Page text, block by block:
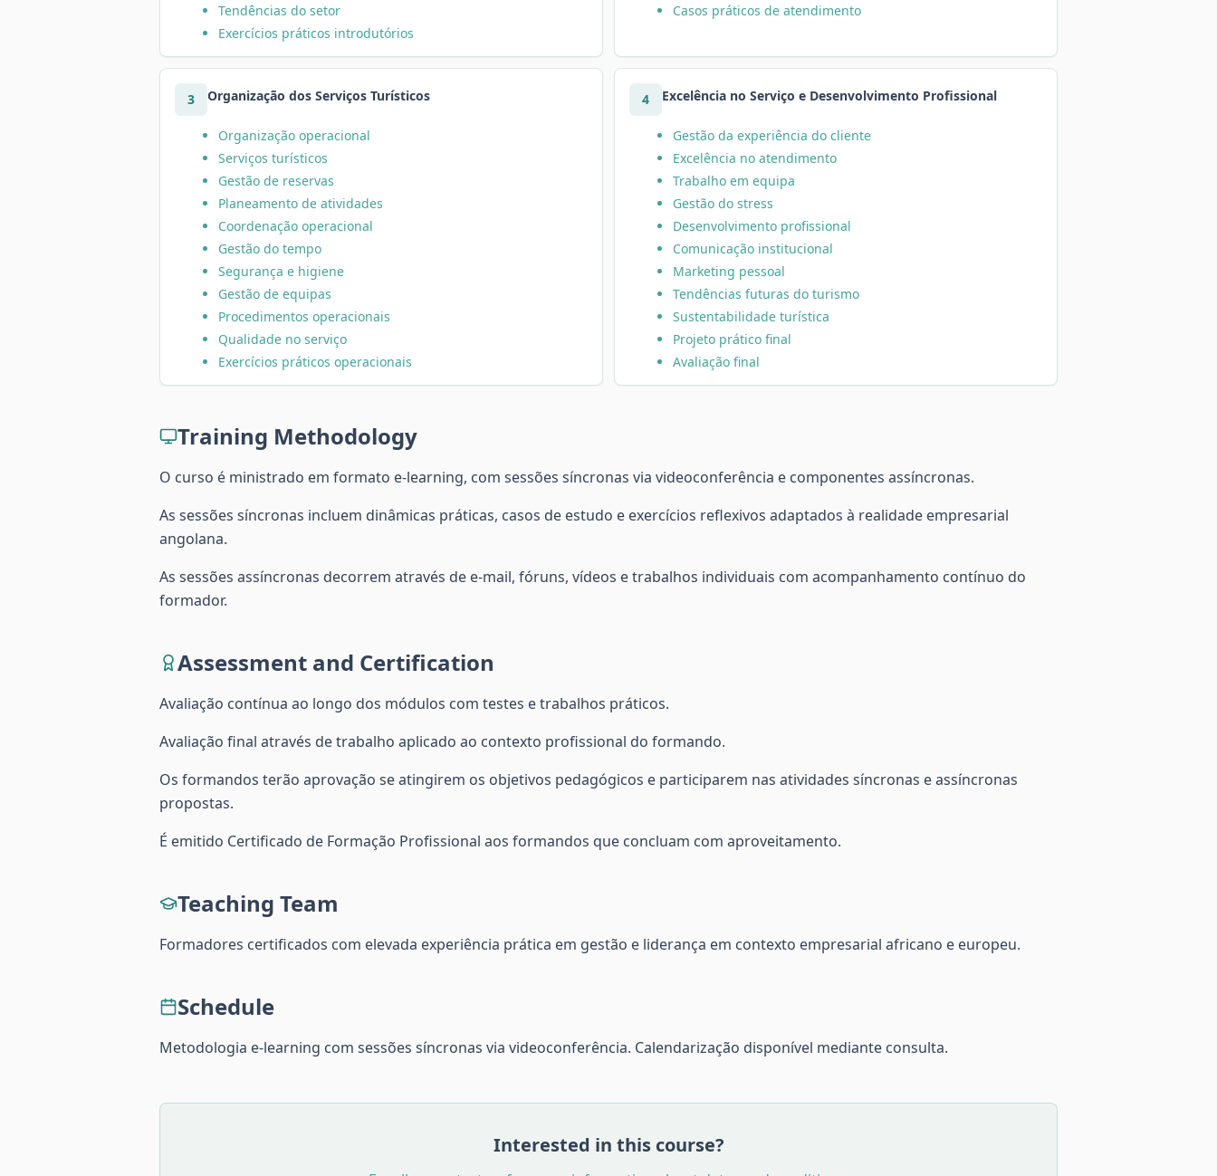
Tendências do setor
Exercícios práticos introdutórios
Casos práticos de atendimento
3 Organização dos Serviços Turísticos
Organização operacional
Serviços turísticos
Gestão de reservas
Planeamento de atividades
Coordenação operacional
Gestão do tempo
Segurança e higiene
Gestão de equipas
Procedimentos operacionais
Qualidade no serviço
Exercícios práticos operacionais
4 Excelência no Serviço e Desenvolvimento Profissional
Gestão da experiência do cliente
Excelência no atendimento
Trabalho em equipa
Gestão do stress
Desenvolvimento profissional
Comunicação institucional
Marketing pessoal
Tendências futuras do turismo
Sustentabilidade turística
Projeto prático final
Avaliação final
Training Methodology
O curso é ministrado em formato e-learning, com sessões síncronas via videoconferência e componentes assíncronas.
As sessões síncronas incluem dinâmicas práticas, casos de estudo e exercícios reflexivos adaptados à realidade empresarial
angolana.
As sessões assíncronas decorrem através de e-mail, fóruns, vídeos e trabalhos individuais com acompanhamento contínuo do
formador.
Assessment and Certification
Avaliação contínua ao longo dos módulos com testes e trabalhos práticos.
Avaliação final através de trabalho aplicado ao contexto profissional do formando.
Os formandos terão aprovação se atingirem os objetivos pedagógicos e participarem nas atividades síncronas e assíncronas
propostas.
É emitido Certificado de Formação Profissional aos formandos que concluam com aproveitamento.
Teaching Team
Formadores certificados com elevada experiência prática em gestão e liderança em contexto empresarial africano e europeu.
Schedule
Metodologia e-learning com sessões síncronas via videoconferência. Calendarização disponível mediante consulta.
Interested in this course?